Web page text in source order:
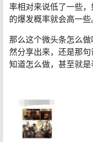
率相对来说低了一些
的爆发概率就会高一些
那么这个微头条怎么
然分享出来，还是那
知道怎么做，甚至就是